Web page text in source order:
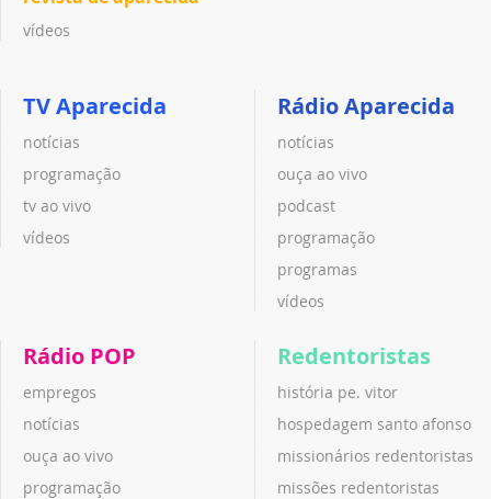
vídeos
TV Aparecida
notícias
programação
tv ao vivo
vídeos
Rádio Aparecida
notícias
ouça ao vivo
podcast
programação
programas
vídeos
Rádio POP
empregos
notícias
ouça ao vivo
programação
Redentoristas
história pe. vitor
hospedagem santo afonso
missionários redentoristas
missões redentoristas